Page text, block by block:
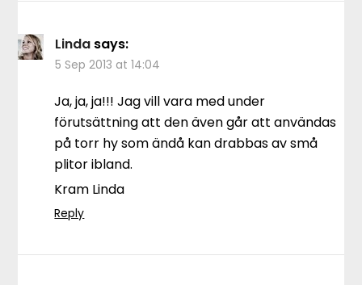
Linda says:
5 Sep 2013 at 14:04
Ja, ja, ja!!! Jag vill vara med under
förutsättning att den även går att användas
på torr hy som ändå kan drabbas av små
plitor ibland.
Kram Linda
Reply